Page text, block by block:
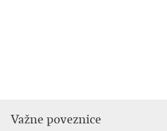
Važne poveznice